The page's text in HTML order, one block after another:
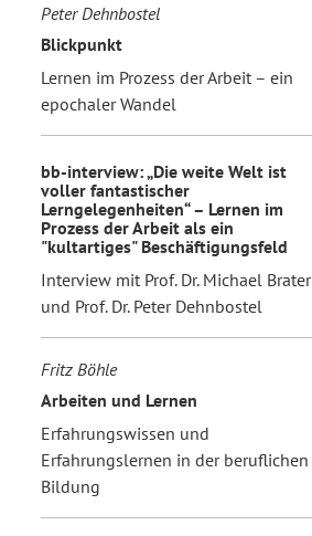
Peter Dehnbostel
Blickpunkt
Lernen im Prozess der Arbeit – ein
epochaler Wandel
bb-interview: „Die weite Welt ist
voller fantastischer
Lerngelegenheiten“ – Lernen im
Prozess der Arbeit als ein
"kultartiges" Beschäftigungsfeld
Interview mit Prof. Dr. Michael Brater
und Prof. Dr. Peter Dehnbostel
Fritz Böhle
Arbeiten und Lernen
Erfahrungswissen und
Erfahrungslernen in der beruflichen
Bildung